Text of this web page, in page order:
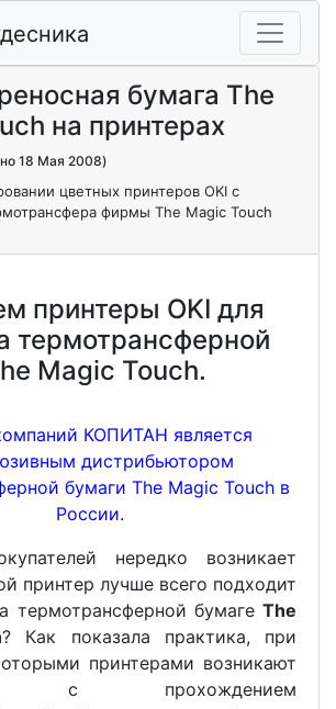
бумага The
на принтерах
18 Мая 2008)
цветных принтеров OKI с
фирмы The Magic Touch
принтеры OKI для
термотрансферной
Magic Touch.
КОПИТАН является
дистрибьютором
бумаги The Magic Touch в
России.
нередко возникает
принтер лучше всего подходит
термотрансферной бумаге The
? Как показала практика, при
принтерами возникают
с прохождением